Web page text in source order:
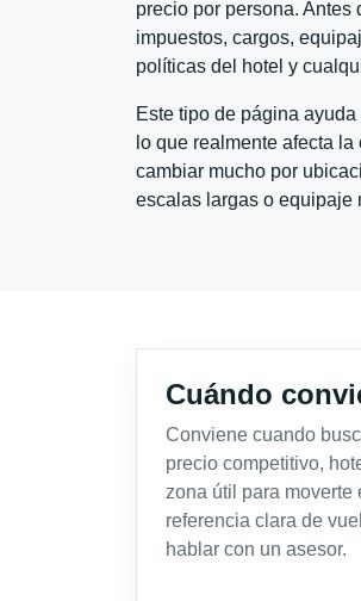
precio por persona.
impuestos, cargos,
políticas del hotel y
Este tipo de página
lo que realmente afecta
cambiar mucho por
escalas largas o equipaje
Cuándo
Conviene cuando
precio competitivo,
zona útil para moverte
referencia clara de
hablar con un asesor.